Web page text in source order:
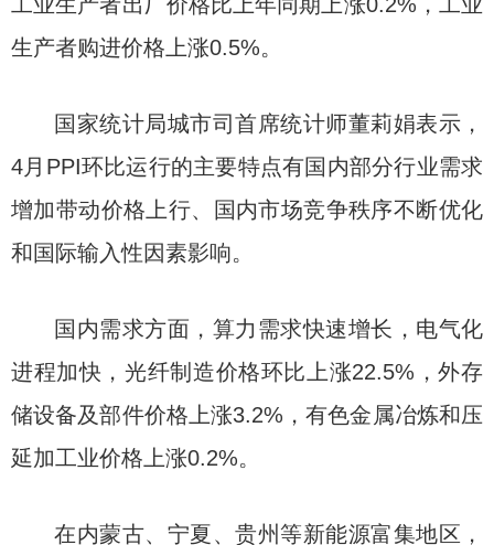
生产者购进价格上涨0.5%。
国家统计局城市司首席统计师董莉娟表示，
4月PPI环比运行的主要特点有国内部分行业需求
增加带动价格上行、国内市场竞争秩序不断优化
和国际输入性因素影响。
国内需求方面，算力需求快速增长，电气化
进程加快，光纤制造价格环比上涨22.5%，外存
储设备及部件价格上涨3.2%，有色金属冶炼和压
延加工业价格上涨0.2%。
在内蒙古、宁夏、贵州等新能源富集地区，